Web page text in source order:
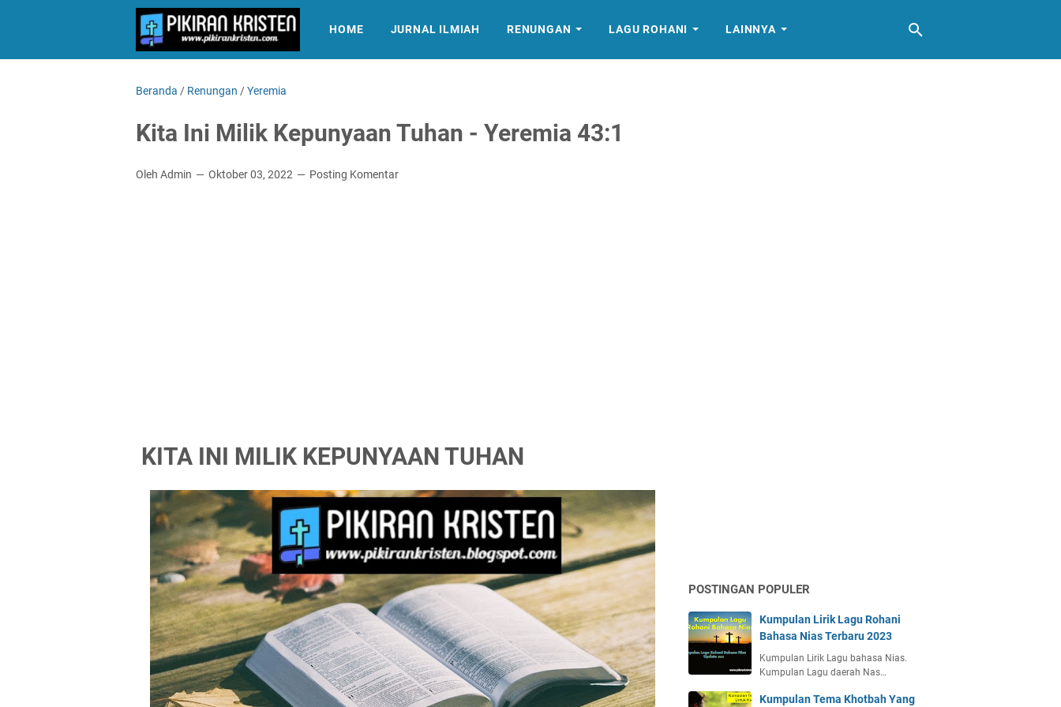
HOME JURNAL ILMIAH RENUNGAN LAGU ROHANI LAINNYA
Beranda / Renungan /Yeremia
Kita Ini Milik Kepunyaan Tuhan - Yeremia 43:1
Oleh Admin Oktober 03, 2022 Posting Komentar
KITA INI MILIK KEPUNYAAN TUHAN
POSTINGAN POPULER
Kumpulan Lirik Lagu Rohani
Bahasa Nias Terbaru 2023
Kumpulan Lirik Lagu bahasa Nias.
Kumpulan Lagu daerah Nas…
Kumpulan Tema Khotbah Yang